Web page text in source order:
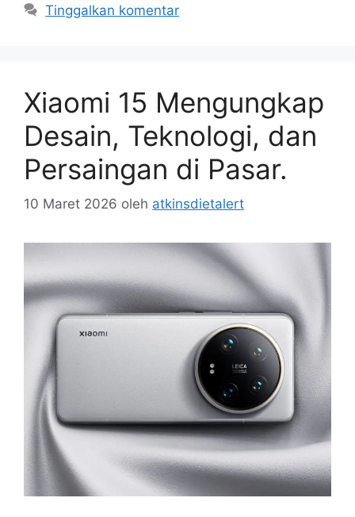
Tinggalkan komentar
Xiaomi 15 Mengungkap
Desain, Teknologi, dan
Persaingan di Pasar.
10 Maret 2026 oleh atkinsdietalert